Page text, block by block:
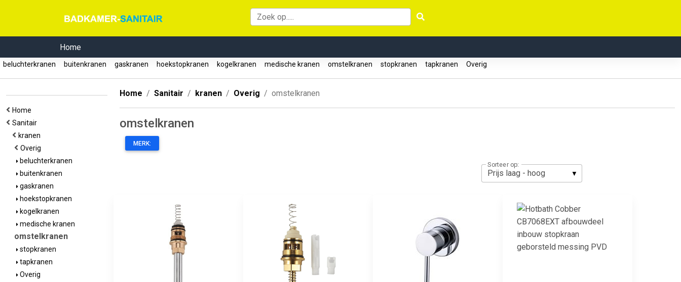
Home
beluchterkranen buitenkranen gaskranen hoekstopkranen kogelkranen medische kranen omstelkranen stopkranen tapkranen Overig
Home
Sanitair
kranen
Overig
beluchterkranen
buitenkranen
gaskranen
hoekstopkranen
kogelkranen
medische kranen
omstelkranen
stopkranen
tapkranen
Overig
Home Sanitair kranen Overig omstelkranen
omstelkranen
MERK:
Sorteer op: